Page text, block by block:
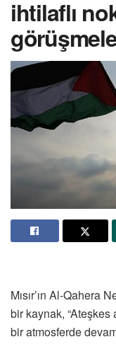
ihtilaflı
Mısır’ın Al-Qahera
bir kaynak, “Ateşkes
bir atmosferde